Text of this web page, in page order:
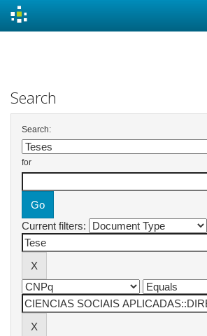
Search
Search:
for
Current filters: